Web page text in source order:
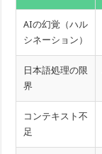
AIの幻覚（ハル
シネーション）
日本語処理の限
界
コンテキスト不
足